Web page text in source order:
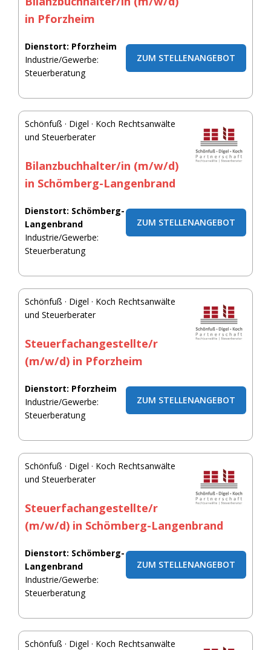
in Pforzheim
ZUM STELLENANGEBOT
Dienstort: Pforzheim
Industrie/Gewerbe:
Steuerberatung
Schönfuß · Digel · Koch Rechtsanwälte
und Steuerberater
Bilanzbuchhalter/in (m/w/d)
in Schömberg-Langenbrand
ZUM STELLENANGEBOT
Dienstort: Schömberg-
Langenbrand
Industrie/Gewerbe:
Steuerberatung
Schönfuß · Digel · Koch Rechtsanwälte
und Steuerberater
Steuerfachangestellte/r
(m/w/d) in Pforzheim
ZUM STELLENANGEBOT
Dienstort: Pforzheim
Industrie/Gewerbe:
Steuerberatung
Schönfuß · Digel · Koch Rechtsanwälte
und Steuerberater
Steuerfachangestellte/r
(m/w/d) in Schömberg-Langenbrand
ZUM STELLENANGEBOT
Dienstort: Schömberg-
Langenbrand
Industrie/Gewerbe:
Steuerberatung
Schönfuß · Digel · Koch Rechtsanwälte